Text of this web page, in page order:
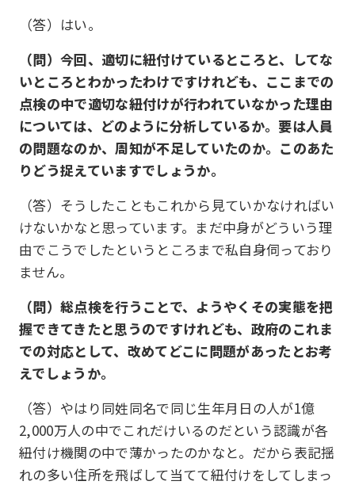
（答）はい。
（問）今回、適切に紐付けているところと、してな
いところとわかったわけですけれども、ここまでの
点検の中で適切な紐付けが行われていなかった理由
については、どのように分析しているか。要は人員
の問題なのか、周知が不足していたのか。このあた
りどう捉えていますでしょうか。
（答）そうしたこともこれから見ていかなければい
けないかなと思っています。まだ中身がどういう理
由でこうでしたというところまで私自身伺っており
ません。
（問）総点検を行うことで、ようやくその実態を把
握できてきたと思うのですけれども、政府のこれま
での対応として、改めてどこに問題があったとお考
えでしょうか。
（答）やはり同姓同名で同じ生年月日の人が1億
2,000万人の中でこれだけいるのだという認識が各
紐付け機関の中で薄かったのかなと。だから表記揺
れの多い住所を飛ばして当てて紐付けをしてしまっ